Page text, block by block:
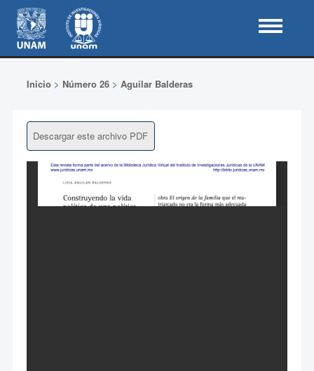
Inicio> Número 26> Aguilar Balderas
Descargar este archivo PDF